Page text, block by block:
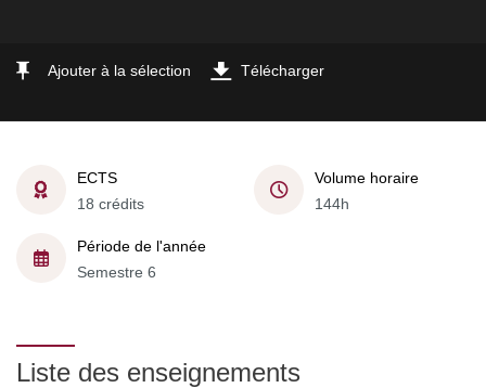
Ajouter à la sélection Télécharger
ECTS
18 crédits
Volume horaire
144h
Période de l'année
Semestre 6
Liste des enseignements